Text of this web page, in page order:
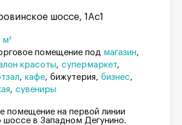
шоссе, 1Ас1
помещение под магазин
красоты
супермаркет
кафе бижутерия
бизнес
сувениры
помещение на первой линии
шоссе в Западном Дегунино.